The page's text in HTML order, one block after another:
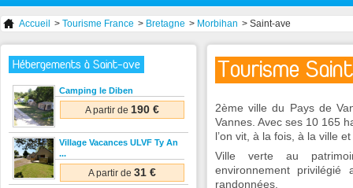
Accueil > Tourisme France > Bretagne > Morbihan > Saint-ave
Tourisme
2ème ville du Pays de
Vannes. Avec ses 10 165
l’on vit, à la fois, à la ville
Ville verte au
environnement
randonnées.
Hébergements à Saint-ave
Camping le Diben
A partir de 190 €
Village Vacances ULVF Ty An
...
A partir de 31 €